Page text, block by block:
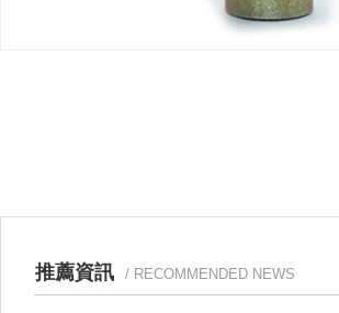
推薦資訊 / RECOMMENDED NEWS